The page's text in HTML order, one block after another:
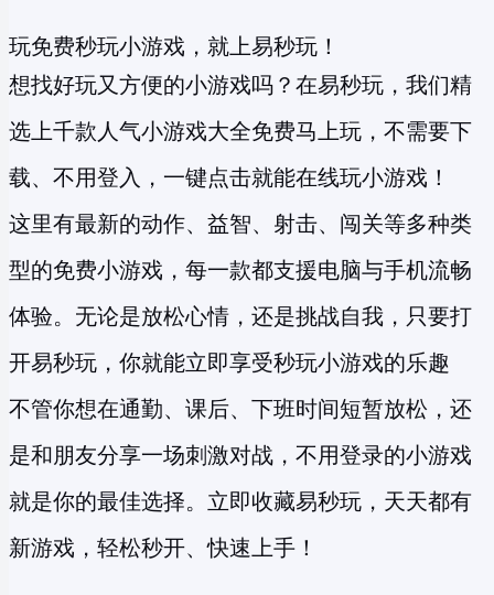
玩免费秒玩小游戏，就上易秒玩！
想找好玩又方便的小游戏吗？在易秒玩，我们精
选上千款人气小游戏大全免费马上玩，不需要下
载、不用登入，一键点击就能在线玩小游戏！
这里有最新的动作、益智、射击、闯关等多种类
型的免费小游戏 ，每一款都支援电脑与手机流畅
体验。无论是放松心情，还是挑战自我，只要打
开易秒玩，你就能立即享受秒玩小游戏的乐趣
不管你想在通勤、课后、下班时间短暂放松，还
是和朋友分享一场刺激对战，不用登录的小游戏
就是你的最佳选择。立即收藏易秒玩，天天都有
新游戏，轻松秒开、快速上手！